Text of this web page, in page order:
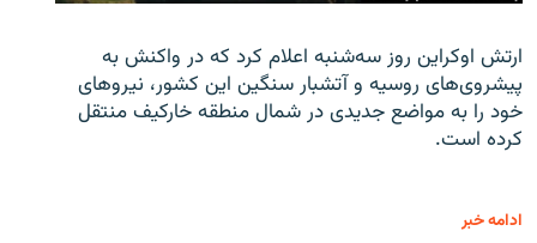
ارتش اوکراین روز سه‌شنبه اعلام کرد که در واکنش به
پیشروی‌های روسیه و آتشبار سنگین این کشور، نیروهای
خود را به مواضع جدیدی در شمال منطقه خارکیف منتقل
کرده است.
ادامه خبر